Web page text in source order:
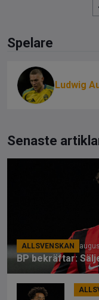
Spelare
Ludwig
Senaste
ALLSVENSKAN
BP bekräftar: